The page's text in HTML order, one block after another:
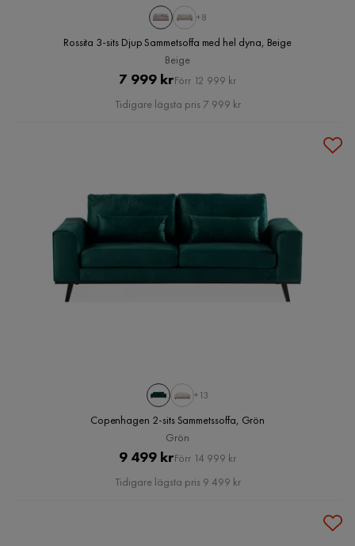
+8
Rossita 3-sits Djup Sammetsoffa med hel dyna, Beige
Beige
Pris
7 999 krOriginal
Pris
Förr 12 999 kr
Tidigare lägsta pris 7 999 kr
+13
Copenhagen 2-sits Sammetssoffa, Grön
Grön
Pris
9 499 krOriginal
Pris
Förr 14 999 kr
Tidigare lägsta pris 9 499 kr